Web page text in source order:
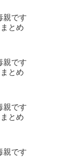
親です
とめ
親です
とめ
親です
とめ
親です